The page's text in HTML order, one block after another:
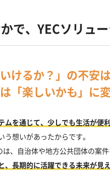
で、 YECソリュ
けるか？」の不安は
「楽しいかも」に
ムを通じて、少しでも生活が便
う想いがあったからです。
は、自治体や地方公共団体の案
、長期的に活躍できる未来が見